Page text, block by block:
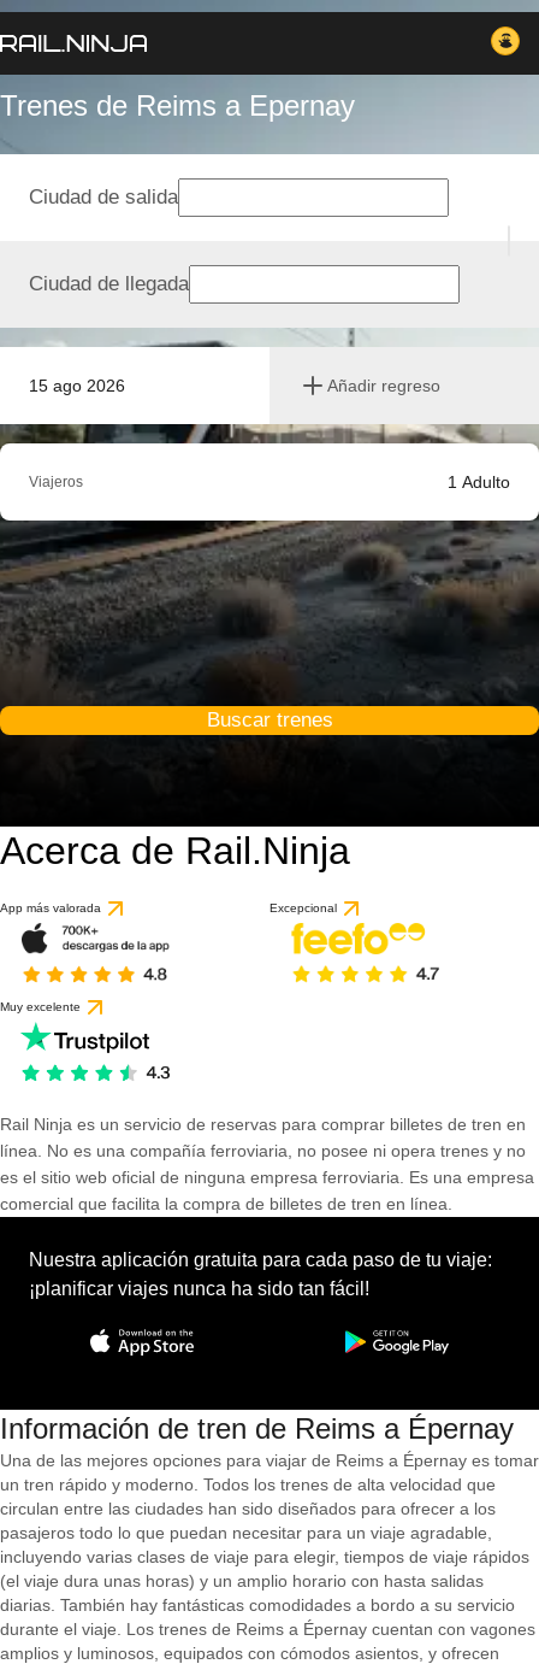
Trenes de Reims a Epernay
15 ago 2026 Añadir regreso
Ciudad de salida
Ciudad de llegada
Viajeros 1 Adulto
Buscar trenes
Acerca de Rail.Ninja
App más valorada Excepcional
Muy excelente
Rail Ninja es un servicio de reservas para comprar billetes de tren en
línea. No es una compañía ferroviaria, no posee ni opera trenes y no
es el sitio web oficial de ninguna empresa ferroviaria. Es una empresa
comercial que facilita la compra de billetes de tren en línea.
Nuestra aplicación gratuita para cada paso de tu viaje:
¡planificar viajes nunca ha sido tan fácil!
Información de tren de Reims a Épernay
Una de las mejores opciones para viajar de Reims a Épernay es tomar
un tren rápido y moderno. Todos los trenes de alta velocidad que
circulan entre las ciudades han sido diseñados para ofrecer a los
pasajeros todo lo que puedan necesitar para un viaje agradable,
incluyendo varias clases de viaje para elegir, tiempos de viaje rápidos
(el viaje dura unas horas) y un amplio horario con hasta salidas
diarias. También hay fantásticas comodidades a bordo a su servicio
durante el viaje. Los trenes de Reims a Épernay cuentan con vagones
amplios y luminosos, equipados con cómodos asientos, y ofrecen